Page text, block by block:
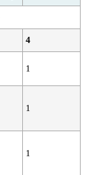
4
1
1
1